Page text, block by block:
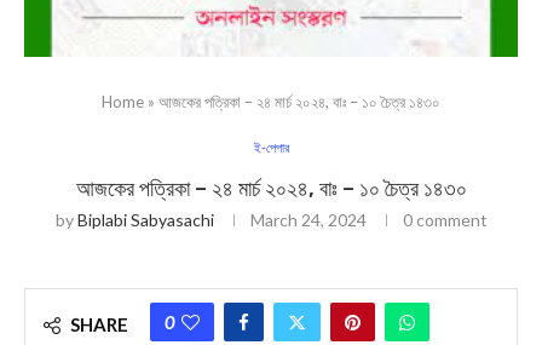
Home » আজকের পত্রিকা – ২৪ মার্চ ২০২৪, বাঃ – ১০ চৈত্র ১৪৩০
ই-পেপার
আজকের পত্রিকা – ২৪ মার্চ ২০২৪, বাঃ – ১০ চৈত্র ১৪৩০
byBiplabi Sabyasachi March 24, 2024 0 comment
SHARE 0